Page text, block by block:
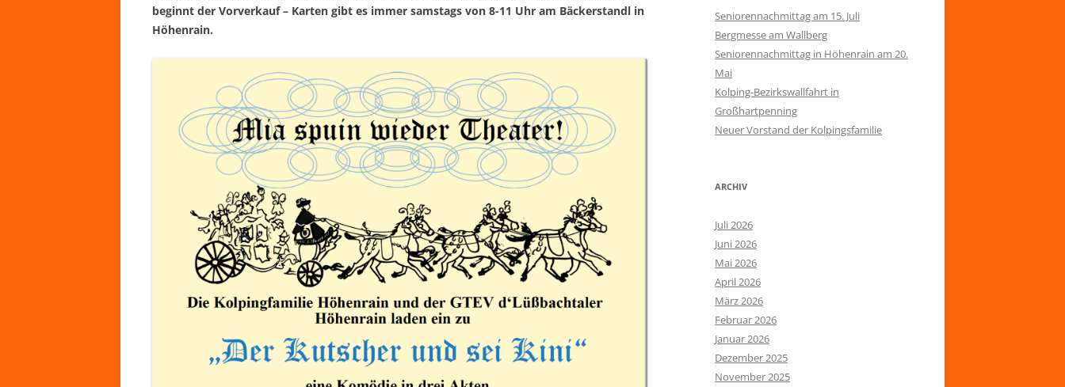
beginnt der Vorverkauf – Karten gibt es immer samstags von 8-11 Uhr am Bäckerstandl in
Höhenrain.
Seniorennachmittag am 15. Juli
Bergmesse am Wallberg
Seniorennachmittag in Höhenrain am 20.
Mai
Kolping-Bezirkswallfahrt in
Großhartpenning
Neuer Vorstand der Kolpingsfamilie
ARCHIV
Juli 2026
Juni 2026
Mai 2026
April 2026
März 2026
Februar 2026
Januar 2026
Dezember 2025
November 2025